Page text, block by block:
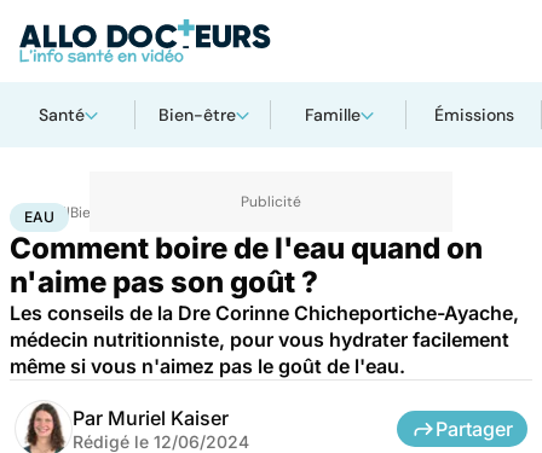
Santé Bien-être Famille Émissions
AccueilBien-être
EAU
Comment boire de l'eau quand on
n'aime pas son goût ?
Les conseils de la Dre Corinne Chicheportiche-Ayache,
médecin nutritionniste, pour vous hydrater facilement
même si vous n'aimez pas le goût de l'eau.
Par Muriel Kaiser
Rédigé le 12/06/2024
Partager